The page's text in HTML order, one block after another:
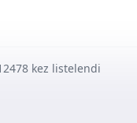
kez listelendi